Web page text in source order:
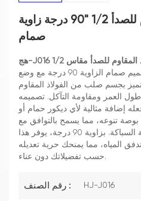
أنيق الفولاذ المقاوم للصدأ 1/2 "90 درجة زاوية
صمام
هج-J016 صمام زاوية أنيق من الفولاذ المقاوم للصدأ مقاس 1/2
- تم تصميم صمام الزاوية 90 درجة مع وضع
بجسم صلب من الفولاذ المقاوم
العمر ومقاومة التآكل. تصميمه
إضافة مثالية لأي ديكور حمام أو
مطبخ. يُظهر الحجم 1/2 بوصة تنوعه، مما يسمح بالتوافق مع
مجموعة واسعة من أنظمة السباكة. بزاوية 90 درجة، يوفر هذا
المياه، مما يمنحك حرية تعديله
حسب تفضيلاتك دون عناء.
رقم الصنف : HJ-J016